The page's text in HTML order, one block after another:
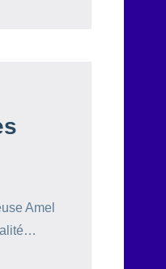
Amel